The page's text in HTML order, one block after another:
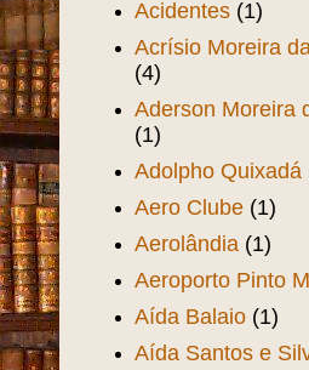
Acidentes (1)
Acrísio Moreira
(4)
Aderson Moreira
(1)
Adolpho Quixadá
Aero Clube (1)
Aerolândia (1)
Aeroporto Pinto
Aída Balaio (1)
Aída Santos e